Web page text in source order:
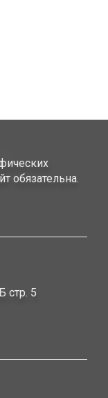
обязательна.
стр. 5